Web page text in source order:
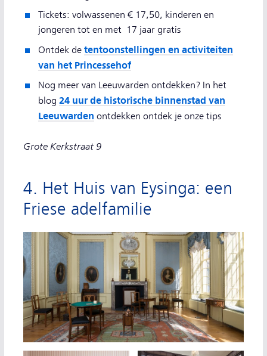
Tickets: volwassenen € 17,50, kinderen en
jongeren tot en met 17 jaar gratis
Ontdek de tentoonstellingen en activiteiten
van het Princessehof
Nog meer van Leeuwarden ontdekken? In het
blog 24 uur de historische binnenstad van
Leeuwarden ontdekken ontdek je onze tips
Grote Kerkstraat 9
4. Het Huis van Eysinga: een
Friese adelfamilie